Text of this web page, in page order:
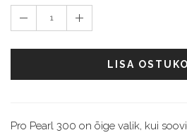
1
LISA
Pro Pearl 300 on õige valik, kui